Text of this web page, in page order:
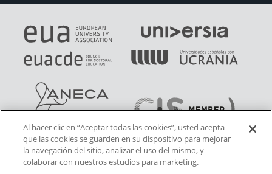
Al hacer clic en “Aceptar todas las cookies”, usted acepta
que las cookies se guarden en su dispositivo para mejorar
la navegación del sitio, analizar el uso del mismo, y
colaborar con nuestros estudios para marketing.